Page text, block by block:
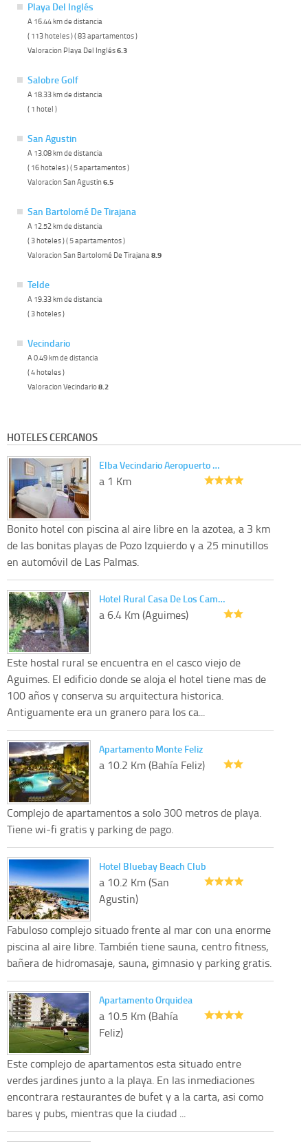
Playa Del Inglés
A 16.44 km de distancia
( 113 hoteles ) ( 83 apartamentos )
Valoracion Playa Del Inglés6.3
Salobre Golf
A 18.33 km de distancia
( 1 hotel )
San Agustin
A 13.08 km de distancia
( 16 hoteles ) ( 5 apartamentos )
Valoracion San Agustin6.5
San Bartolomé De Tirajana
A 12.52 km de distancia
( 3 hoteles ) ( 5 apartamentos )
Valoracion San Bartolomé De Tirajana 8.9
Telde
A 19.33 km de distancia
( 3 hoteles )
Vecindario
A 0.49 km de distancia
( 4 hoteles )
Valoracion Vecindario8.2
HOTELES CERCANOS
Elba Vecindario Aeropuerto …
a 1 Km
Bonito hotel con piscina al aire libre en la azotea, a 3 km
de las bonitas playas de Pozo Izquierdo y a 25 minutillos
en automóvil de Las Palmas.
Hotel Rural Casa De Los Cam…
a 6.4 Km (Aguimes)
Este hostal rural se encuentra en el casco viejo de
Aguimes. El edificio donde se aloja el hotel tiene mas de
100 años y conserva su arquitectura historica.
Antiguamente era un granero para los ca...
Apartamento Monte Feliz
a 10.2 Km (Bahía Feliz)
Complejo de apartamentos a solo 300 metros de playa.
Tiene wi-fi gratis y parking de pago.
Hotel Bluebay Beach Club
a 10.2 Km (San
Agustin)
Fabuloso complejo situado frente al mar con una enorme
piscina al aire libre. También tiene sauna, centro fitness,
bañera de hidromasaje, sauna, gimnasio y parking gratis.
Apartamento Orquidea
a 10.5 Km (Bahía
Feliz)
Este complejo de apartamentos esta situado entre
verdes jardines junto a la playa. En las inmediaciones
encontrara restaurantes de bufet y a la carta, asi como
bares y pubs, mientras que la ciudad ...